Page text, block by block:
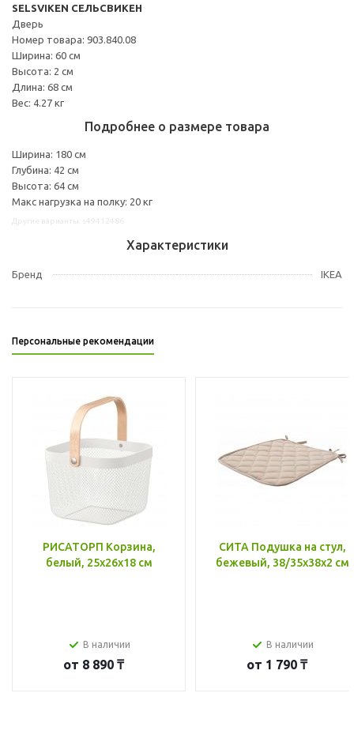
SELSVIKEN СЕЛЬСВИКЕН
Дверь
Номер товара: 903.840.08
Ширина: 60 см
Высота: 2 см
Длина: 68 см
Вес: 4.27 кг
Подробнее о размере товара
Ширина: 180 см
Глубина: 42 см
Высота: 64 см
Макс нагрузка на полку: 20 кг
Характеристики
Бренд IKEA
Персональные рекомендации
РИСАТОРП Корзина,
белый, 25x26x18 см
В наличии
от 8 890 ₸
СИТА Подушка на стул,
бежевый, 38/35x38x2 см
В наличии
от 1 790 ₸